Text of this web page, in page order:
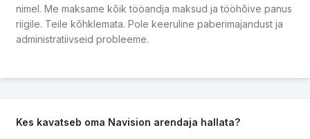
nimel. Me maksame kõik tööandja maksud ja tööhõive panus
riigile. Teile kõhklemata. Pole keeruline paberimajandust ja
administratiivseid probleeme.
Kes kavatseb oma Navision arendaja hallata?